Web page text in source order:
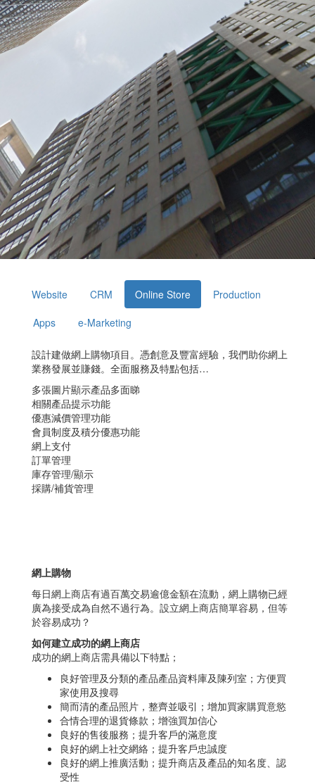
Website CRM Online Store
Production
Apps
e-Marketing
設計建做網上購物項目。憑創意及豐富經驗，我們助你網上
業務發展並賺錢。全面服務及特點包括…
多張圖片顯示產品多面睇
相關產品提示功能
優惠減價管理功能
會員制度及積分優惠功能
網上支付
訂單管理
庫存管理/顯示
採購/補貨管理
網上購物
每日網上商店有過百萬交易逾億金額在流動，網上購物已經
廣為接受成為自然不過行為。設立網上商店簡單容易，但等
於容易成功？
如何建立成功的網上商店
成功的網上商店需具備以下特點；
良好管理及分類的產品產品資料庫及陳列室；方便買
家使用及搜尋
簡而清的產品照片，整齊並吸引；增加買家購買意慾
合情合理的退貨條款；增強買加信心
良好的售後服務；提升客戶的滿意度
良好的網上社交網絡；提升客戶忠誠度
良好的網上推廣活動；提升商店及產品的知名度、認
受性